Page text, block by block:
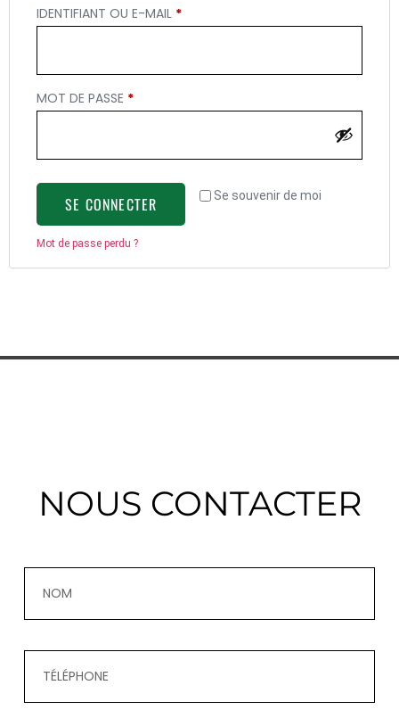
IDENTIFIANT OU E-MAIL *
MOT DE PASSE *
Se souvenir de moi
SE CONNECTER
Mot de passe perdu ?
NOUS CONTACTER